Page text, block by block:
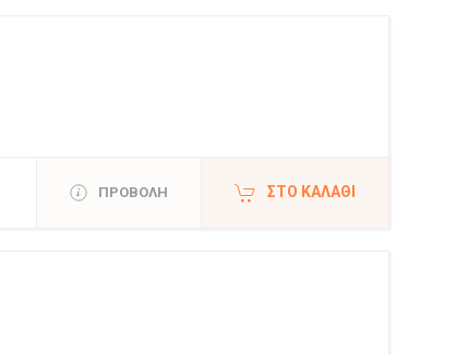
ΠΡΟΒΟΛΗ ΣΤΟ ΚΑΛΆΘΙ